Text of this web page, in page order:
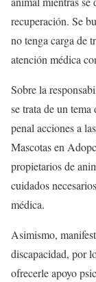
recuperación. Se
no tenga carga de
atención médica
Sobre la
se trata de un
penal acciones a
Mascotas en
propietarios de
cuidados
médica.
Asimismo,
discapacidad, por
ofrecerle apoyo